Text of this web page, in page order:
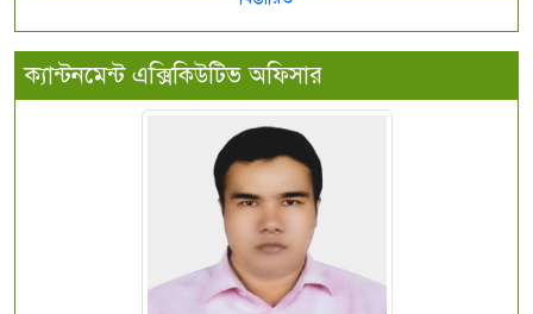
ক্যান্টনমেন্ট এক্সিকিউটিভ অফিসার